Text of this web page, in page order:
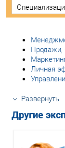
Продажи,
Личная
Развернуть
Другие